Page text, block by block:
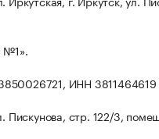
№1».
ИНН
Пискунова, стр. 122/3,